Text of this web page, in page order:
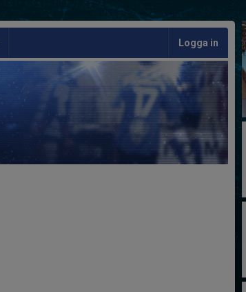
Logga in